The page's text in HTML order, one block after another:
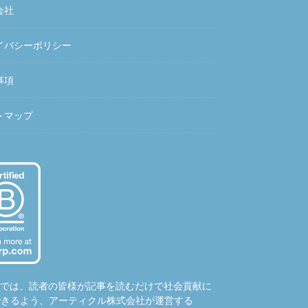
社
バシーポリシー
項
マップ
は、読者の皆様が記事を読むだけで社会貢献に
るよう、アーティクル株式会社が運営する